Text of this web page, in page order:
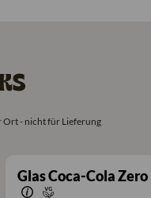
Ort - nicht für Lieferung
Glas Coca-Cola Zero